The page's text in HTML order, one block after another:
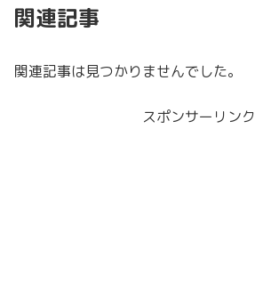
関連記事
関連記事は見つかりませんでした。
スポンサーリンク